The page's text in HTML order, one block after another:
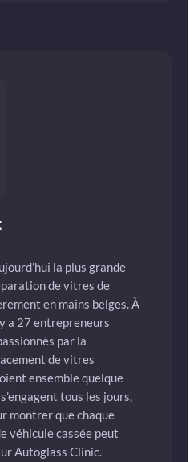
la plus grande
de vitres de
en mains belges. À
a 27 entrepreneurs
par la
de vitres
ensemble quelque
tous les jours,
montrer que chaque
véhicule cassée peut
Autoglass Clinic.